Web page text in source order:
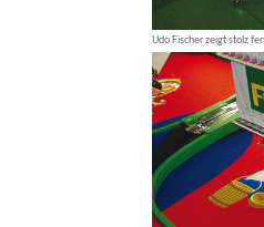
Udo Fischer zeigt stolz